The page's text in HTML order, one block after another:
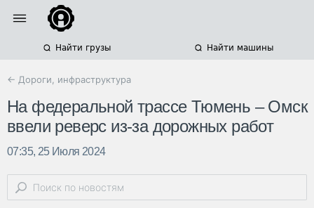
Найти грузы Найти машины
← Дороги, инфраструктура
На федеральной трассе Тюмень – Омск
ввели реверс из-за дорожных работ
07:35, 25 Июля 2024